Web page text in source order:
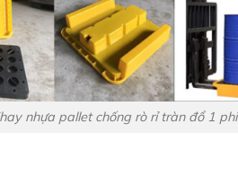
nhựa pallet chống rò rỉ tràn đổ 1 phi